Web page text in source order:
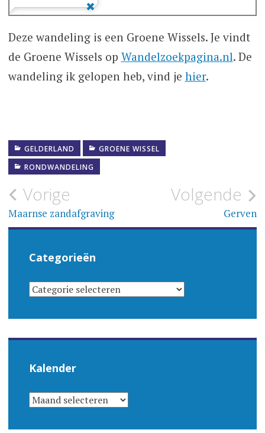
Deze wandeling is een Groene Wissels. Je vindt
de Groene Wissels op Wandelzoekpagina.nl. De
wandeling ik gelopen heb, vind je hier.
GELDERLAND
GROENE WISSEL
RONDWANDELING
Bericht
navigatie
Vorige
Maarnse zandafgraving
Volgende
Gerven
Categorieën
CATEGORIEËN
Kalender
KALENDER